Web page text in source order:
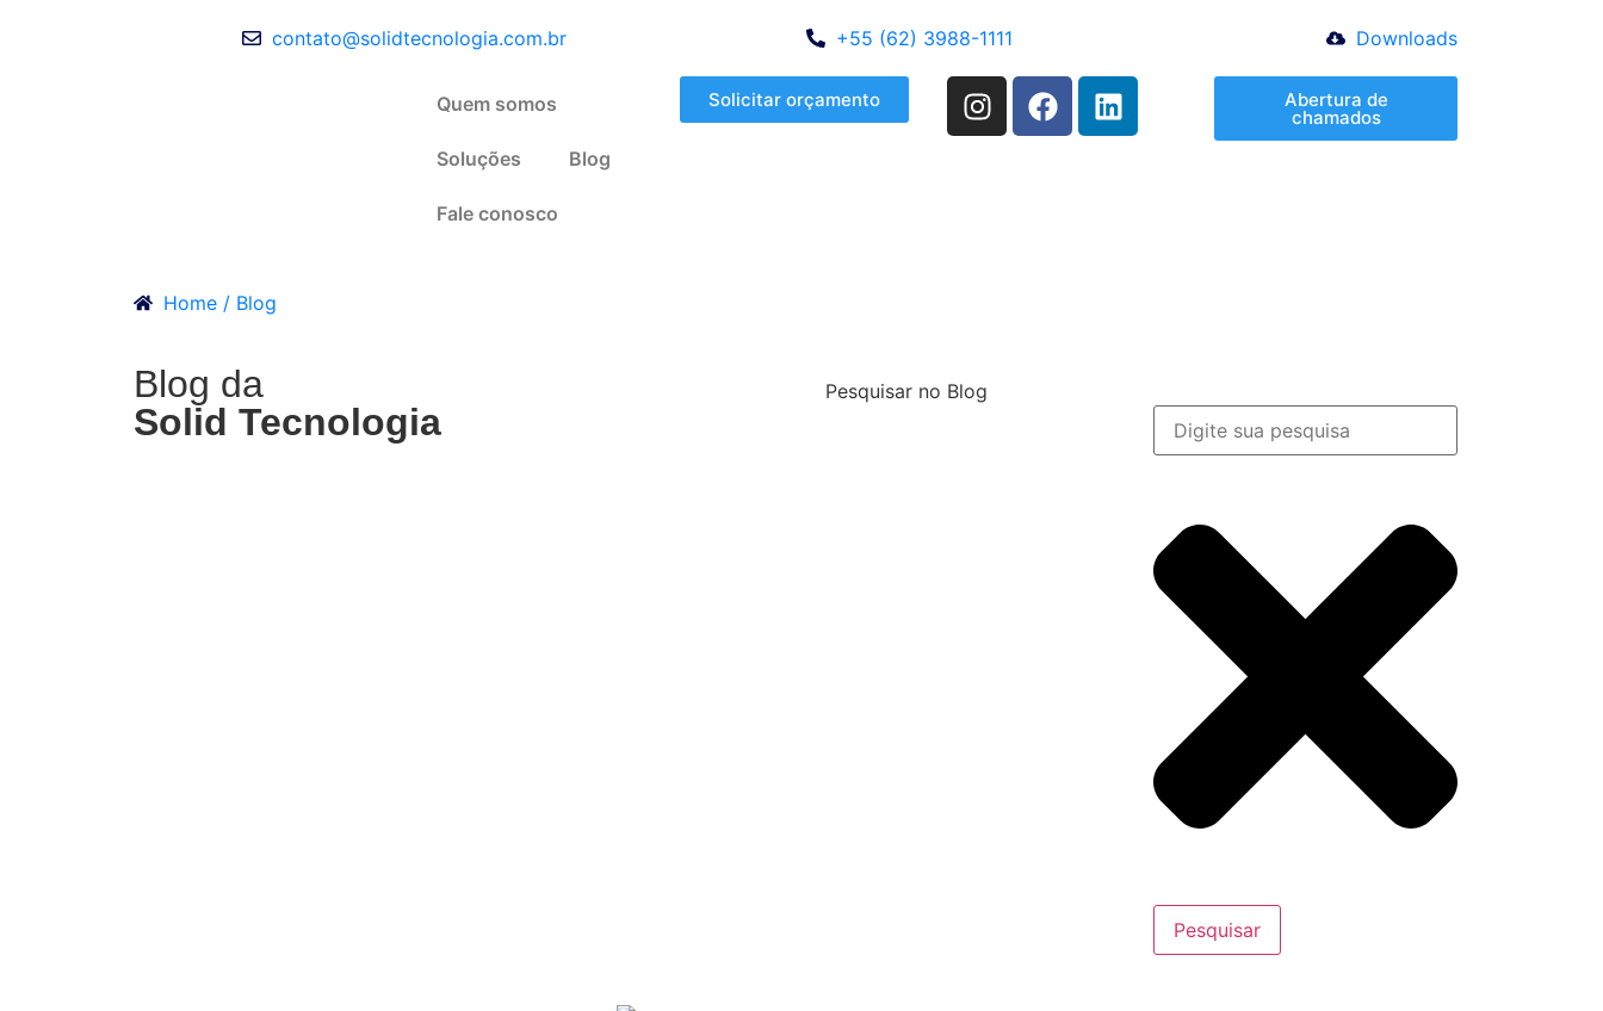
contato@solidtecnologia.com.br +55 (62) 3988-1111 Downloads
Quem somos
Soluções Blog
Fale conosco
Solicitar orçamento Abertura de
chamados
Home / Blog
Blog da
Solid Tecnologia
Pesquisar no Blog
Pesquisar